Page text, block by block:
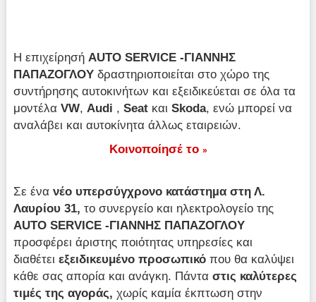
Η επιχείρησή AUTO SERVICE -ΓΙΑΝΝΗΣ
ΠΑΠΑΖΟΓΛΟΥ δραστηριοποιείται στο χώρο της
συντήρησης αυτοκινήτων και εξειδικεύεται σε όλα τα
μοντέλαVW, Audi ,Seat καιSkoda, ενώ μπορεί να
αναλάβει και αυτοκίνητα άλλως εταιρειών.
Κοινοποίησέ το »
Σε ένανέο υπερσύγχρονο κατάστηµα στη Λ.
Λαυρίου 31,το συνεργείο και ηλεκτρολογείο της
AUTO SERVICE -ΓΙΑΝΝΗΣ ΠΑΠΑΖΟΓΛΟΥ
προσφέρει άριστης ποιότητας υπηρεσίες και
διαθέτειεξειδικευμένο προσωπικόπου θα καλύψει
κάθε σας απορία και ανάγκη. Πάνταστις καλύτερες
τιμές της αγοράς, χωρίς καμία έκπτωση στην